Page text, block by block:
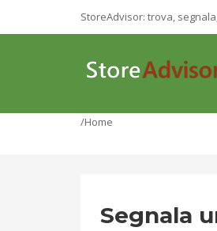
StoreAdvisor: trova,
/Home
Segnala